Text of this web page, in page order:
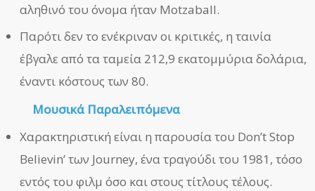
αληθινό του όνομα ήταν Motzaball.
Παρότι δεν το ενέκριναν οι κριτικές, η ταινία
έβγαλε από τα ταμεία 212,9 εκατομμύρια δολάρια,
έναντι κόστους των 80.
Μουσικά Παραλειπόμενα
Χαρακτηριστική είναι η παρουσία του Don’t Stop
Believin’ των Journey, ένα τραγούδι του 1981, τόσο
εντός του φιλμ όσο και στους τίτλους τέλους.